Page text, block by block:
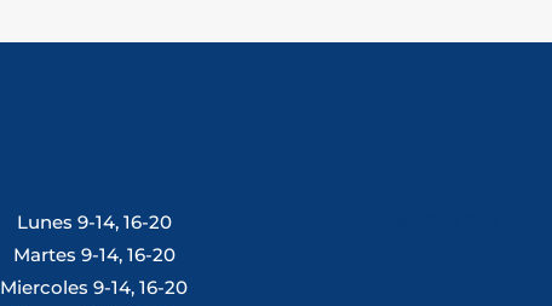
Lunes 9-14, 16-20
Martes 9-14, 16-20
Miercoles 9-14, 16-20